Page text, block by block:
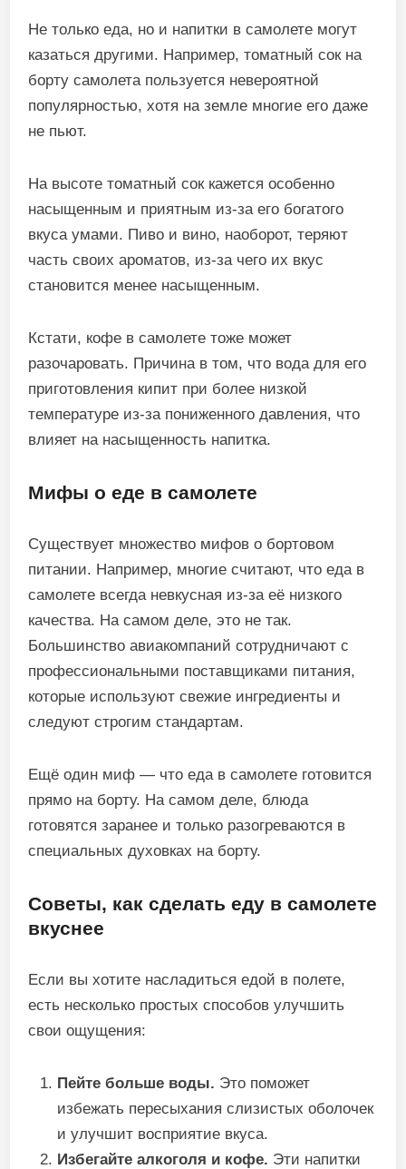
Не только еда, но и напитки в самолете могут
казаться другими. Например, томатный сок на
борту самолета пользуется невероятной
популярностью, хотя на земле многие его даже
не пьют.
На высоте томатный сок кажется особенно
насыщенным и приятным из-за его богатого
вкуса умами. Пиво и вино, наоборот, теряют
часть своих ароматов, из-за чего их вкус
становится менее насыщенным.
Кстати, кофе в самолете тоже может
разочаровать. Причина в том, что вода для его
приготовления кипит при более низкой
температуре из-за пониженного давления, что
влияет на насыщенность напитка.
Мифы о еде в самолете
Существует множество мифов о бортовом
питании. Например, многие считают, что еда в
самолете всегда невкусная из-за её низкого
качества. На самом деле, это не так.
Большинство авиакомпаний сотрудничают с
профессиональными поставщиками питания,
которые используют свежие ингредиенты и
следуют строгим стандартам.
Ещё один миф — что еда в самолете готовится
прямо на борту. На самом деле, блюда
готовятся заранее и только разогреваются в
специальных духовках на борту.
Советы, как сделать еду в самолете
вкуснее
Если вы хотите насладиться едой в полете,
есть несколько простых способов улучшить
свои ощущения:
Пейте больше воды. Это поможет
избежать пересыхания слизистых оболочек
и улучшит восприятие вкуса.
Избегайте алкоголя и кофе. Эти напитки